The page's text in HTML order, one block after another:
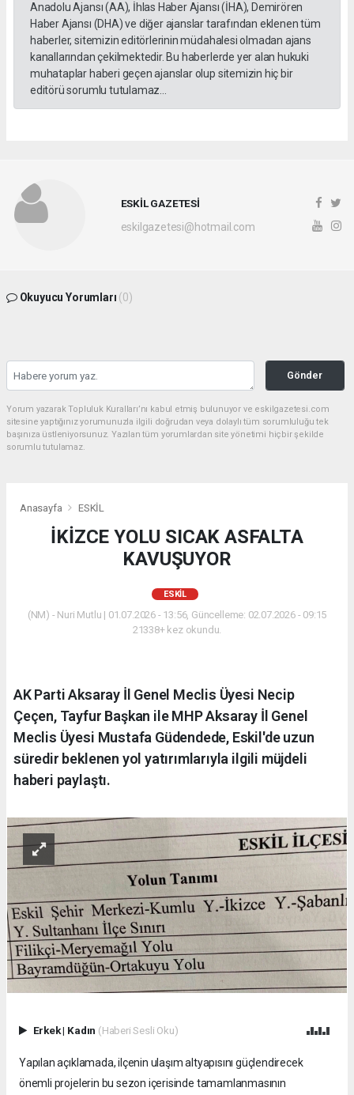
Anadolu Ajansı (AA), İhlas Haber Ajansı (İHA), Demirören
Haber Ajansı (DHA) ve diğer ajanslar tarafından eklenen tüm
haberler, sitemizin editörlerinin müdahalesi olmadan ajans
kanallarından çekilmektedir. Bu haberlerde yer alan hukuki
muhataplar haberi geçen ajanslar olup sitemizin hiç bir
editörü sorumlu tutulamaz...
ESKİL GAZETESİ
eskilgazetesi@hotmail.com
Okuyucu Yorumları (0)
Gönder
Yorum yazarak Topluluk Kuralları’nı kabul etmiş bulunuyor ve eskilgazetesi.com
sitesine yaptığınız yorumunuzla ilgili doğrudan veya dolaylı tüm sorumluluğu tek
başınıza üstleniyorsunuz. Yazılan tüm yorumlardan site yönetimi hiçbir şekilde
sorumlu tutulamaz.
Anasayfa ESKİL
İKİZCE YOLU SICAK ASFALTA
KAVUŞUYOR
ESKİL
(NM) - Nuri Mutlu | 01.07.2026 - 13:56, Güncelleme: 02.07.2026 - 09:15
21338+ kez okundu.
AK Parti Aksaray İl Genel Meclis Üyesi Necip
Çeçen, Tayfur Başkan ile MHP Aksaray İl Genel
Meclis Üyesi Mustafa Güdendede, Eskil'de uzun
süredir beklenen yol yatırımlarıyla ilgili müjdeli
haberi paylaştı.
Erkek| Kadın (Haberi Sesli Oku)
Yapılan açıklamada, ilçenin ulaşım altyapısını güçlendirecek
önemli projelerin bu sezon içerisinde tamamlanmasının